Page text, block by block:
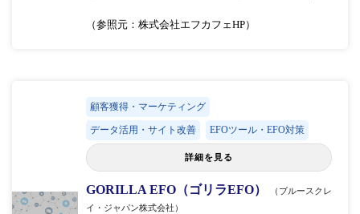
（参照元：株式会社エフカフェHP）
顧客獲得・マーケティング
データ活用・サイト改善 EFOツール・EFO対策
詳細を見る
GORILLA EFO（ゴリラEFO）
（ブルースクレ
イ・ジャパン株式会社）